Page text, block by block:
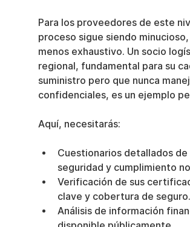
Para los proveedores de este
proceso sigue siendo
menos exhaustivo. Un socio
regional, fundamental para su
suministro pero que nunca
confidenciales, es un ejemplo
Aquí, necesitarás:
Cuestionarios detallados de
seguridad y cumplimiento
Verificación de sus
clave y cobertura de seguro.
Análisis de información